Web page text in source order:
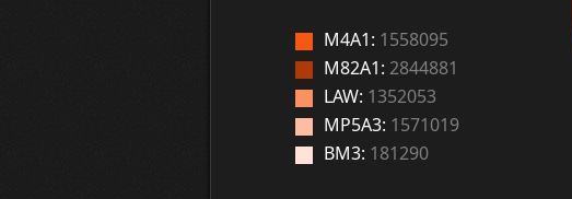
M4A1: 1558095
M82A1: 2844881
LAW: 1352053
MP5A3: 1571019
BM3: 181290